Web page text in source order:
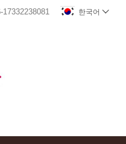
17332238081 한국어 